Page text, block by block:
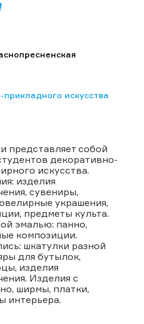
искусства
представляет собой
декоративно-
искусства.
изделия
сувениры,
украшения,
предметы культа.
эмалью: панно,
композиции.
шкатулки разной
для бутылок,
изделия
Изделия с
ширмы, платки,
интерьера.